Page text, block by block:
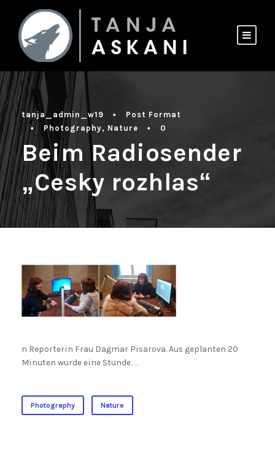
tanja_admin_w19 •
Post Format
•
Photography, Nature • 0
Beim Radiosender
„Cesky rozhlas“
n Reporterin Frau Dagmar Pisarova. Aus geplanten 20
Minuten wurde eine Stunde…
Photography Nature